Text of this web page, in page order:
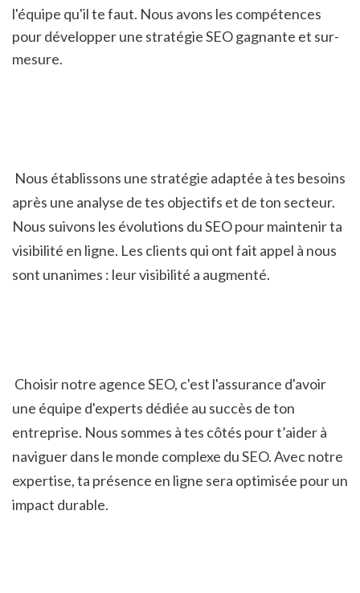
l'équipe qu'il te faut. Nous avons les compétences
pour développer une stratégie SEO gagnante et sur-
mesure.
après une analyse de tes objectifs et de ton secteur.
Nous suivons les évolutions du SEO pour maintenir ta
visibilité en ligne. Les clients qui ont fait appel à nous
sont unanimes : leur visibilité a augmenté.
une équipe d'experts dédiée au succès de ton
entreprise. Nous sommes à tes côtés pour t’aider à
naviguer dans le monde complexe du SEO. Avec notre
expertise, ta présence en ligne sera optimisée pour un
impact durable.